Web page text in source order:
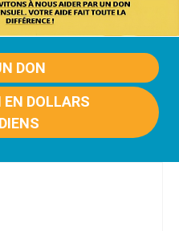
DON
EN DOLLARS